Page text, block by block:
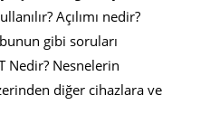
Açılımı nedir?
bunun gibi soruları
Nedir? Nesnelerin
diğer cihazlara ve